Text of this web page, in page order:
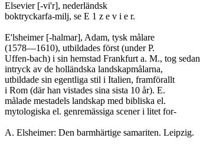
Elsevier [-vi'r], nederländsk
boktryckarfa-milj, se E 1 z e v i e r.
E'lsheimer [-halmar], Adam, tysk målare
(1578—1610), utbildades först (under P.
Uffen-bach) i sin hemstad Frankfurt a. M., tog sedan
intryck av de holländska landskapmålarna,
utbildade sin egentliga stil i Italien, framförallt
i Rom (där han vistades sina sista 10 år). E.
målade mestadels landskap med bibliska el.
mytologiska el. genremässiga scener i litet for-
A. Elsheimer: Den barmhärtige samariten. Leipzig.